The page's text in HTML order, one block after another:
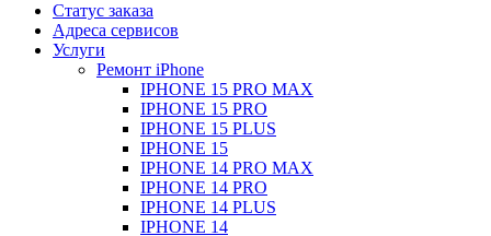
Статус заказа
Адреса сервисов
Услуги
Ремонт iPhone
IPHONE 15 PRO MAX
IPHONE 15 PRO
IPHONE 15 PLUS
IPHONE 15
IPHONE 14 PRO MAX
IPHONE 14 PRO
IPHONE 14 PLUS
IPHONE 14